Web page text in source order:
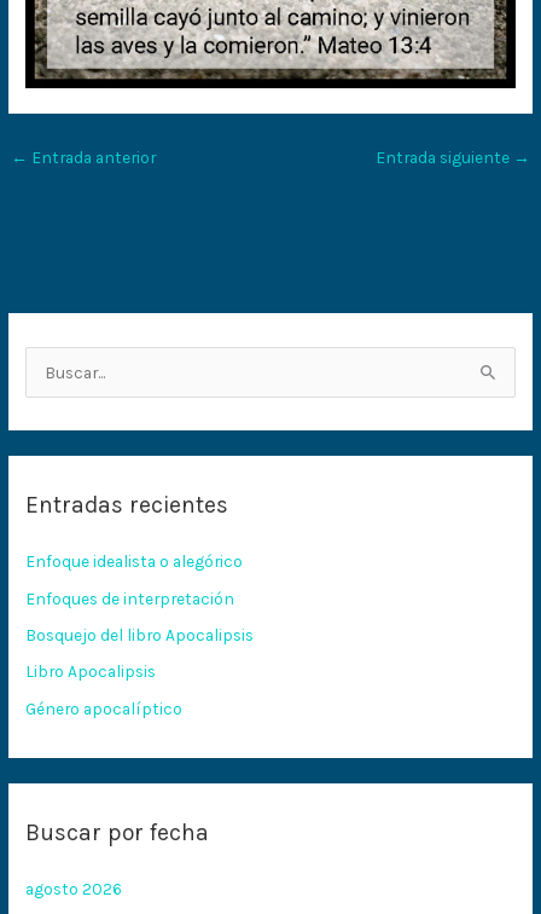
← Entrada anterior Entrada siguiente →
a
p
o
r
:
Entradas recientes
Enfoque idealista o alegórico
Enfoques de interpretación
Bosquejo del libro Apocalipsis
Libro Apocalipsis
Género apocalíptico
Buscar por fecha
agosto 2026